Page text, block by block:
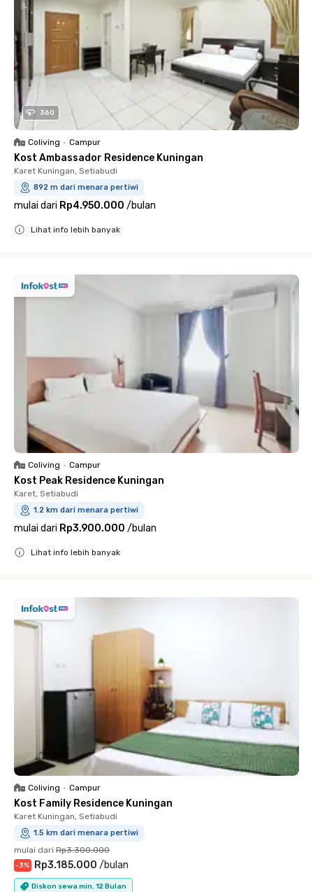
360
Coliving • Campur
Kost Ambassador Residence Kuningan
Karet Kuningan, Setiabudi
892 m dari menara pertiwi
mulai dari Rp4.950.000 /bulan
Lihat info lebih banyak
Coliving • Campur
Kost Peak Residence Kuningan
Karet, Setiabudi
1.2 km dari menara pertiwi
mulai dari Rp3.900.000 /bulan
Lihat info lebih banyak
Coliving • Campur
Kost Family Residence Kuningan
Karet Kuningan, Setiabudi
1.5 km dari menara pertiwi
mulai dari Rp3.300.000
-3% Rp3.185.000 /bulan
Diskon sewa min. 12 Bulan